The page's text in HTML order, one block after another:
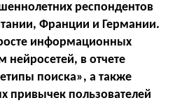
респондентов
Франции и Германии.
информационных
нейросетей, в отчете
поиска», а также
привычек пользователей